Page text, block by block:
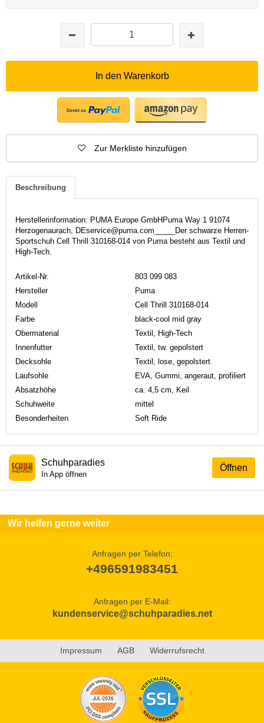
In den Warenkorb
Zur Merkliste hinzufügen
Beschreibung
Herstellerinformation: PUMA Europe GmbHPuma Way 1 91074
Herzogenaurach, DEservice@puma.com_____Der schwarze Herren-
Sportschuh Cell Thrill 310168-014 von Puma besteht aus Textil und
High-Tech.
Artikel-Nr.
803 099 083
Hersteller
Puma
Modell
Cell Thrill 310168-014
Farbe
black-cool mid gray
Obermaterial
Textil, High-Tech
Innenfutter
Textil, tw. gepolstert
Decksohle
Textil, lose, gepolstert
Laufsohle
EVA, Gummi, angeraut, profiliert
Absatzhöhe
ca. 4,5 cm, Keil
Schuhweite
mittel
Besonderheiten
Soft Ride
Öffnen
Schuhparadies
In App öffnen
Wir helfen gerne weiter
Anfragen per Telefon:
+496591983451
Anfragen per E-Mail:
kundenservice@schuhparadies.net
Impressum AGB Widerrufsrecht